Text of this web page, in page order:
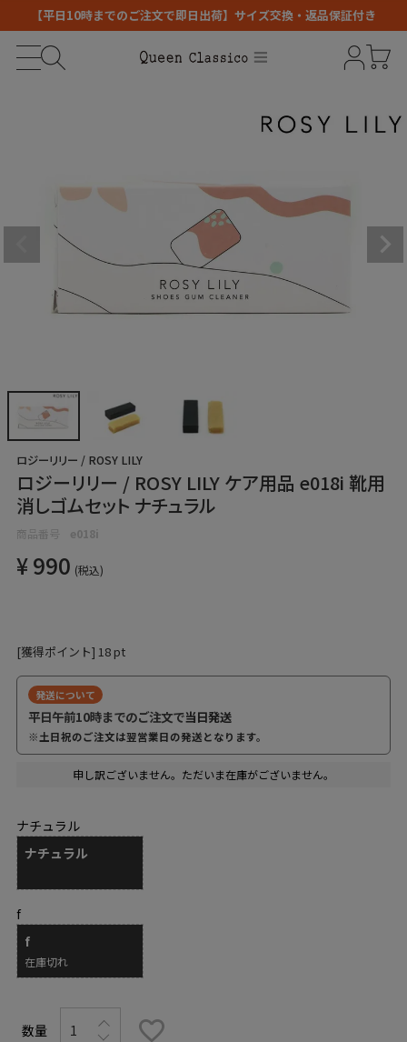
【平日10時までのご注文で即日出荷】サイズ交換・返品保証付き
ロジーリリー / ROSY LILY
ロジーリリー / ROSY LILY ケア用品 e018i 靴用
消しゴムセット ナチュラル
商品番号 e018i
¥990 税込
[獲得ポイント] 18 pt
発送について
平日午前10時までのご注文で当日発送
※土日祝のご注文は翌営業日の発送となります。
申し訳ございません。ただいま在庫がございません。
f
f
在庫切れ
ナチュラル
ナチュラル